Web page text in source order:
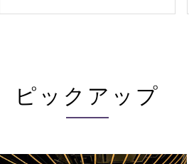
ピックアップ